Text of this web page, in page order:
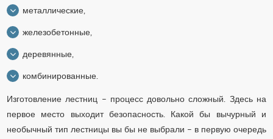
металлические,
железобетонные,
деревянные,
комбинированные.
Изготовление лестниц – процесс довольно сложный. Здесь на
первое место выходит безопасность. Какой бы вычурный и
необычный тип лестницы вы бы не выбрали – в первую очередь